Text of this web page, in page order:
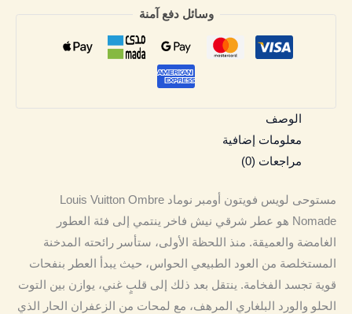
وسائل دفع آمنة
الوصف
معلومات إضافية
مراجعات (0)
مستوحى لويس فويتون أومبر نوماد Louis Vuitton Ombre
Nomade هو عطر شرقي نيش فاخر ينتمي إلى فئة العطور
الغامضة والعميقة. منذ اللحظة الأولى، ستأسر رائحته المدخنة
المستخلصة من العود الطبيعي الحواس، حيث يبدأ العطر بنفحات
قوية تجسد الفخامة. ينتقل بعد ذلك إلى قلبٍ غني، يوازن بين التوت
الحلو والورد البلغاري المرهف، مع لمحات من الزعفران الحار الذي